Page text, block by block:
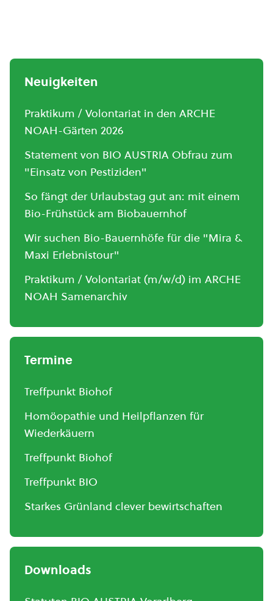
Neuigkeiten
Praktikum / Volontariat in den ARCHE
NOAH-Gärten 2026
Statement von BIO AUSTRIA Obfrau zum
"Einsatz von Pestiziden"
So fängt der Urlaubstag gut an: mit einem
Bio-Frühstück am Biobauernhof
Wir suchen Bio-Bauernhöfe für die "Mira &
Maxi Erlebnistour"
Praktikum / Volontariat (m/w/d) im ARCHE
NOAH Samenarchiv
Termine
Treffpunkt Biohof
Homöopathie und Heilpflanzen für
Wiederkäuern
Treffpunkt Biohof
Treffpunkt BIO
Starkes Grünland clever bewirtschaften
Downloads